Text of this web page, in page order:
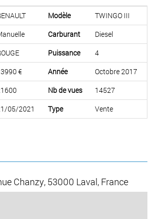
Modèle
TWINGO III
Carburant
Diesel
Puissance
4
€ Année
Octobre 2017
Nb de vues
14527
05/2021 Type Vente
Chanzy, 53000 Laval, France